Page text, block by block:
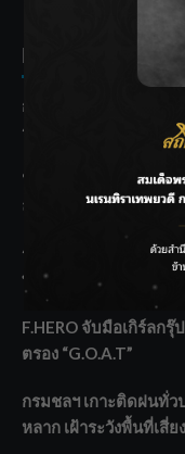
Recent Posts
กรมชลฯ รับฟังประชา
ระบายน้ำศรีสองรักฯ
‘แมน การิน’ แชร์ความ
ลาโลกนี้ ให้ใส่บาตรสิ่ง
ราชเลขานุการในพระอ
ทรายใต้ เสริมความมั่นค
F.HERO จับมือเกิร์ลกรุ๊
ตรอง “G.O.A.T”
กรมชลฯ เกาะติดฝนทั่ว
หลาก เฝ้าระวังพื้นที่เสี่ยง